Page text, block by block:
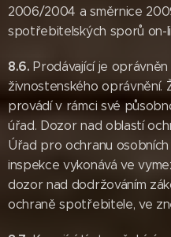
2006/2004 a směrnice
spotřebitelských sporů on-
8.6.Prodávající je
živnostenského oprávnění.
provádí v rámci své
úřad. Dozor nad oblastí
Úřad pro ochranu osobních
inspekce vykonává ve
dozor nad dodržováním
ochraně spotřebitele, ve